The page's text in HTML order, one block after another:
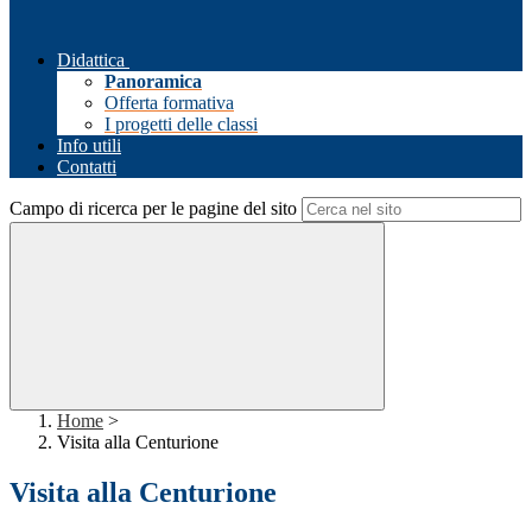
Didattica
Panoramica
Offerta formativa
I progetti delle classi
Info utili
Contatti
Campo di ricerca per le pagine del sito
Home >
Visita alla Centurione
Visita alla Centurione